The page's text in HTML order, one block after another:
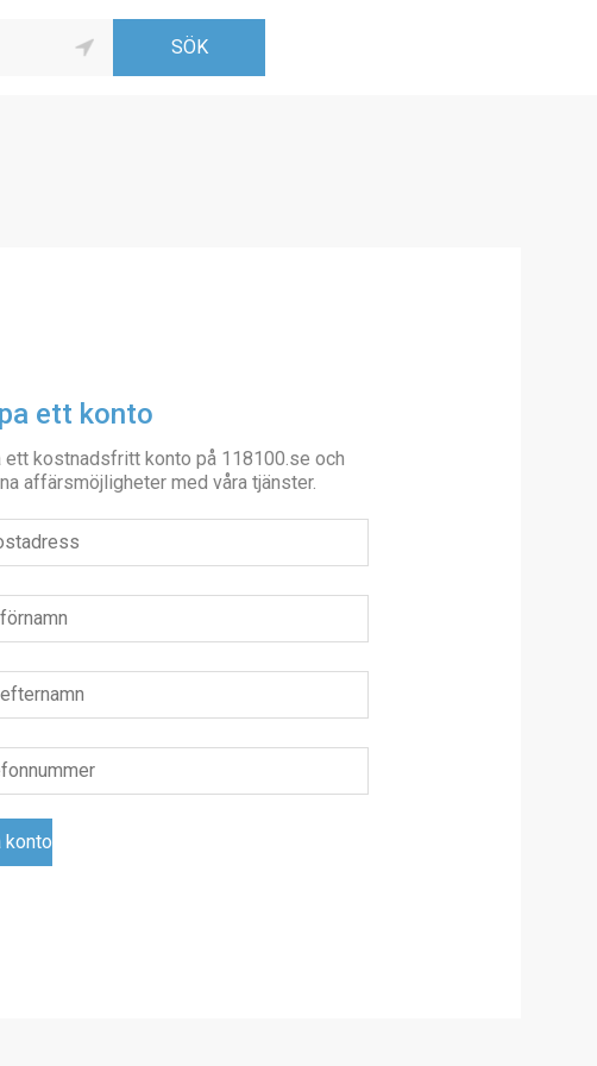
ett konto
ett kostnadsfritt konto på 118100.se och
affärsmöjligheter med våra tjänster.